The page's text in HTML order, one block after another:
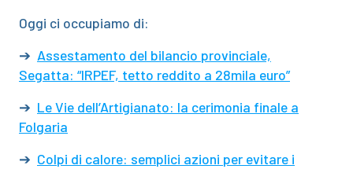
Oggi ci occupiamo di:
➔ Assestamento del bilancio provinciale,
Segatta: “IRPEF, tetto reddito a 28mila euro”
➔ Le Vie dell’Artigianato: la cerimonia finale a
Folgaria
➔ Colpi di calore: semplici azioni per evitare i